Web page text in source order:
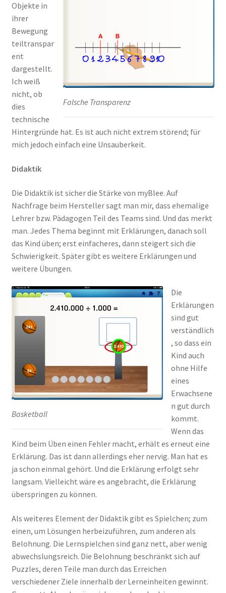
Falsche Transparenz
Objekte in
ihrer
Bewegung
teiltranspar
ent
dargestellt.
Ich weiß
nicht, ob
dies
technische
Hintergründe hat. Es ist auch nicht extrem störend; für
mich jedoch einfach eine Unsauberkeit.
Didaktik
Die Didaktik ist sicher die Stärke von myBlee. Auf
Nachfrage beim Hersteller sagt man mir, dass ehemalige
Lehrer bzw. Pädagogen Teil des Teams sind. Und das merkt
man. Jedes Thema beginnt mit Erklärungen, danach soll
das Kind üben; erst einfacheres, dann steigert sich die
Schwierigkeit. Später gibt es weitere Erklärungen und
weitere Übungen.
Basketball
Die
Erklärungen
sind gut
verständlich
, so dass ein
Kind auch
ohne Hilfe
eines
Erwachsene
n gut durch
kommt.
Wenn das
Kind beim Üben einen Fehler macht, erhält es erneut eine
Erklärung. Das ist dann allerdings eher nervig. Man hat es
ja schon einmal gehört. Und die Erklärung erfolgt sehr
langsam. Vielleicht wäre es angebracht, die Erklärung
überspringen zu können.
Als weiteres Element der Didaktik gibt es Spielchen; zum
einen, um Lösungen herbeizuführen, zum anderen als
Belohnung. Die Lernspielchen sind ganz nett, aber wenig
abwechslungsreich. Die Belohnung beschränkt sich auf
Puzzles, deren Teile man durch das Erreichen
verschiedener Ziele innerhalb der Lerneinheiten gewinnt.